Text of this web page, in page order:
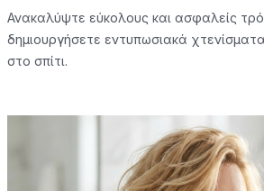
Ανακαλύψτε εύκολους και ασφαλείς
δημιουργήσετε εντυπωσιακά
στο σπίτι.